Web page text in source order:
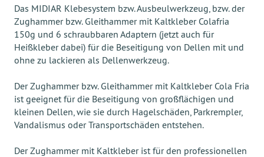
Das MIDIAR Klebesystem bzw. Ausbeulwerkzeug, bzw. der
Zughammer bzw. Gleithammer mit Kaltkleber Colafria
150g und 6 schraubbaren Adaptern (jetzt auch für
Heißkleber dabei) für die Beseitigung von Dellen mit und
ohne zu lackieren als Dellenwerkzeug.
Der Zughammer bzw. Gleithammer mit Kaltkleber Cola Fria
ist geeignet für die Beseitigung von großflächigen und
kleinen Dellen, wie sie durch Hagelschäden, Parkrempler,
Vandalismus oder Transportschäden entstehen.
Der Zughammer mit Kaltkleber ist für den professionellen